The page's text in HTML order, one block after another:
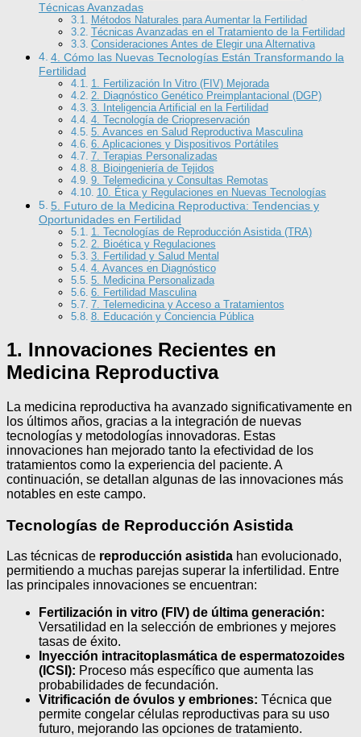
Técnicas Avanzadas
Métodos Naturales para Aumentar la Fertilidad
Técnicas Avanzadas en el Tratamiento de la Fertilidad
Consideraciones Antes de Elegir una Alternativa
4. Cómo las Nuevas Tecnologías Están Transformando la
Fertilidad
1. Fertilización In Vitro (FIV) Mejorada
2. Diagnóstico Genético Preimplantacional (DGP)
3. Inteligencia Artificial en la Fertilidad
4. Tecnología de Criopreservación
5. Avances en Salud Reproductiva Masculina
6. Aplicaciones y Dispositivos Portátiles
7. Terapias Personalizadas
8. Bioingeniería de Tejidos
9. Telemedicina y Consultas Remotas
10. Ética y Regulaciones en Nuevas Tecnologías
5. Futuro de la Medicina Reproductiva: Tendencias y
Oportunidades en Fertilidad
1. Tecnologías de Reproducción Asistida (TRA)
2. Bioética y Regulaciones
3. Fertilidad y Salud Mental
4. Avances en Diagnóstico
5. Medicina Personalizada
6. Fertilidad Masculina
7. Telemedicina y Acceso a Tratamientos
8. Educación y Conciencia Pública
1. Innovaciones Recientes en
Medicina Reproductiva
La medicina reproductiva ha avanzado significativamente en
los últimos años, gracias a la integración de nuevas
tecnologías y metodologías innovadoras. Estas
innovaciones han mejorado tanto la efectividad de los
tratamientos como la experiencia del paciente. A
continuación, se detallan algunas de las innovaciones más
notables en este campo.
Tecnologías de Reproducción Asistida
Las técnicas de reproducción asistida han evolucionado,
permitiendo a muchas parejas superar la infertilidad. Entre
las principales innovaciones se encuentran:
Fertilización in vitro (FIV) de última generación:
Versatilidad en la selección de embriones y mejores
tasas de éxito.
Inyección intracitoplasmática de espermatozoides
(ICSI): Proceso más específico que aumenta las
probabilidades de fecundación.
Vitrificación de óvulos y embriones: Técnica que
permite congelar células reproductivas para su uso
futuro, mejorando las opciones de tratamiento.